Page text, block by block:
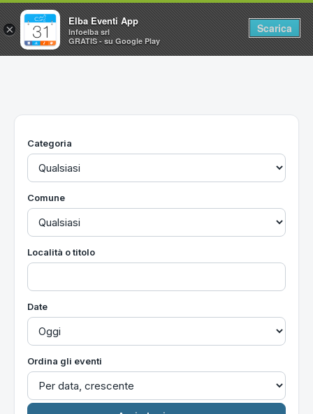
Home
Utilità
Categoria
Comune
Località o titolo
Date
Ordina gli eventi
×
Elba Eventi App
Infoelba srl
GRATIS - su Google Play
Scarica